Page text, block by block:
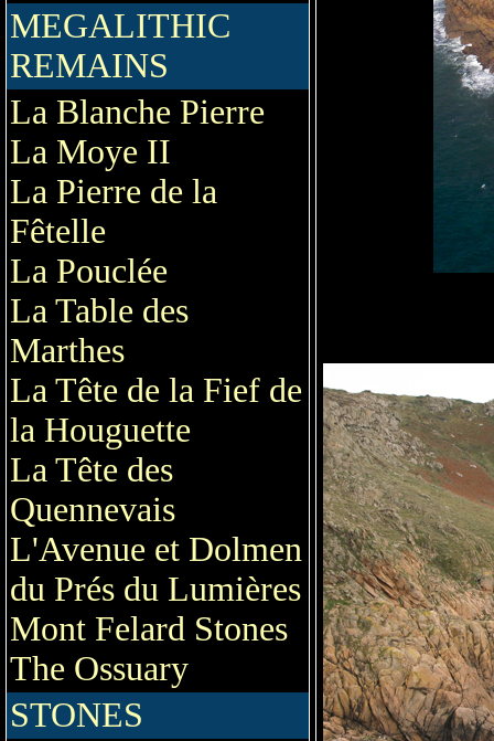
MEGALITHIC
REMAINS
La Blanche Pierre
La Moye II
La Pierre de la
Fêtelle
La Pouclée
La Table des
Marthes
La Tête de la Fief de
la Houguette
La Tête des
Quennevais
L'Avenue et Dolmen
du Prés du Lumières
Mont Felard Stones
The Ossuary
STONES